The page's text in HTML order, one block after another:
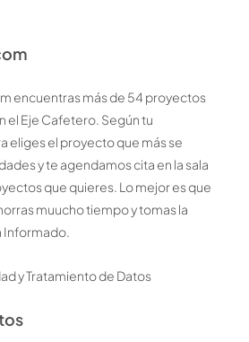
encuentras más de 54 proyectos
el Eje Cafetero. Según tu
eliges el proyecto que más se
y te agendamos cita en la sala
que quieres. Lo mejor es que
muucho tiempo y tomas la
Informado.
y Tratamiento de Datos